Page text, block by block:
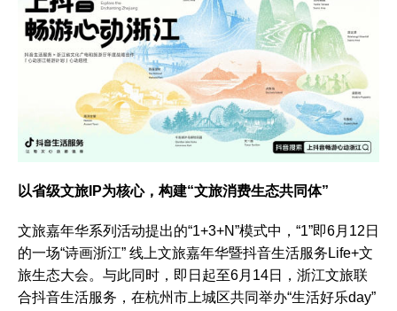
以省级文旅IP为核心，构建“文旅消费生态共同体”
文旅嘉年华系列活动提出的“1+3+N”模式中，“1”即6月12日
的一场“诗画浙江” 线上文旅嘉年华暨抖音生活服务Life+文
旅生态大会。与此同时，即日起至6月14日，浙江文旅联
合抖音生活服务，在杭州市上城区共同举办“生活好乐day”